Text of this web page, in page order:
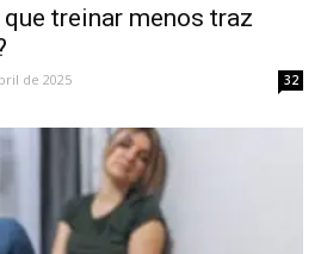
treinar menos traz
de 2025 32